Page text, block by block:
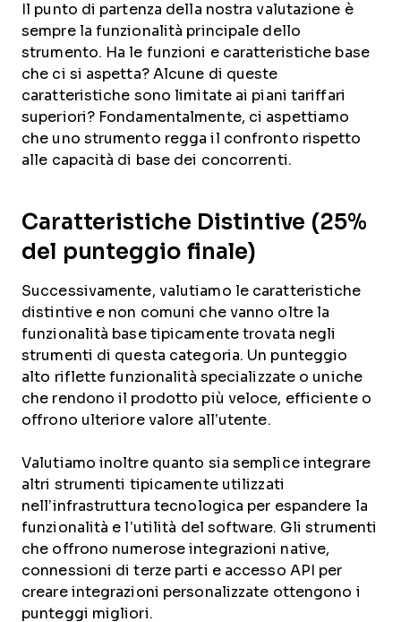
Il punto di partenza della nostra valutazione è
sempre la funzionalità principale dello
strumento. Ha le funzioni e caratteristiche base
che ci si aspetta? Alcune di queste
caratteristiche sono limitate ai piani tariffari
superiori? Fondamentalmente, ci aspettiamo
che uno strumento regga il confronto rispetto
alle capacità di base dei concorrenti.
Caratteristiche Distintive (25%
del punteggio finale)
Successivamente, valutiamo le caratteristiche
distintive e non comuni che vanno oltre la
funzionalità base tipicamente trovata negli
strumenti di questa categoria. Un punteggio
alto riflette funzionalità specializzate o uniche
che rendono il prodotto più veloce, efficiente o
offrono ulteriore valore all’utente.
Valutiamo inoltre quanto sia semplice integrare
altri strumenti tipicamente utilizzati
nell’infrastruttura tecnologica per espandere la
funzionalità e l’utilità del software. Gli strumenti
che offrono numerose integrazioni native,
connessioni di terze parti e accesso API per
creare integrazioni personalizzate ottengono i
punteggi migliori.